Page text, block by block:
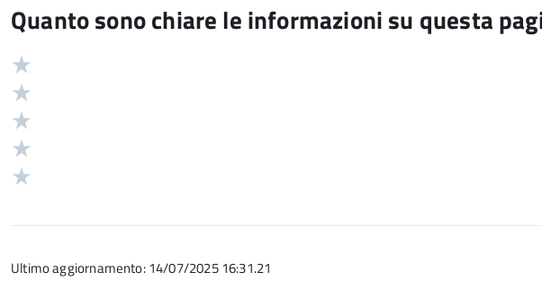
Quanto sono chiare le informazioni su questa
Valutazione
5
Ultimo aggiornamento: 14/07/2025 16:31.21